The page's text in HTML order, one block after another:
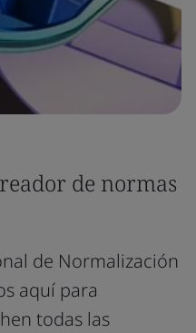
de normas
de Normalización
aquí para
todas las